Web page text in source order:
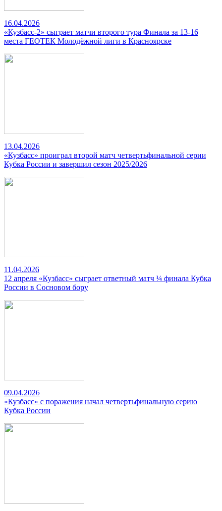
16.04.2026
«Кузбасс-2» сыграет матчи второго тура Финала за 13-16
места ГЕОТЕК Молодёжной лиги в Красноярске
13.04.2026
«Кузбасс» проиграл второй матч четвертьфинальной серии
Кубка России и завершил сезон 2025/2026
11.04.2026
12 апреля «Кузбасс» сыграет ответный матч ¼ финала Кубка
России в Сосновом бору
09.04.2026
«Кузбасс» с поражения начал четвертьфинальную серию
Кубка России